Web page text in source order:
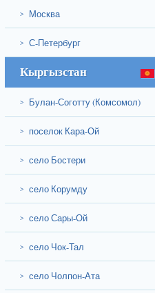
> Москва
> С-Петербург
Кыргызстан
> Булан-Соготту (Комсомол)
> поселок Кара-Ой
> село Бостери
> село Корумду
> село Сары-Ой
> село Чок-Тал
> село Чолпон-Ата